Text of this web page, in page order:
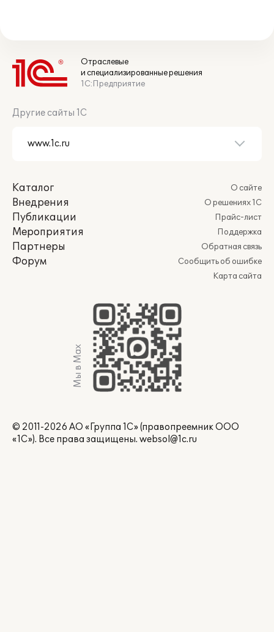
Отраслевые
и специализированные решения
1С:Предприятие
Другие сайты 1С
Каталог
Внедрения
Публикации
Мероприятия
Партнеры
Форум
О сайте
О решениях 1С
Прайс-лист
Поддержка
Обратная связь
Сообщить об ошибке
Карта сайта
Мы в Max
© 2011-2026 АО «Группа 1С» (правопреемник ООО
«1С»). Все права защищены. websol@1c.ru